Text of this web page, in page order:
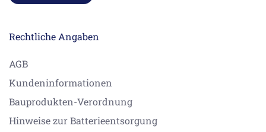
Rechtliche Angaben
AGB
Kundeninformationen
Bauprodukten-Verordnung
Hinweise zur Batterieentsorgung